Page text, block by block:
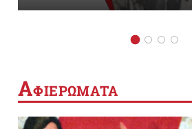
ΑΦΙΕΡΩΜΑΤΑ